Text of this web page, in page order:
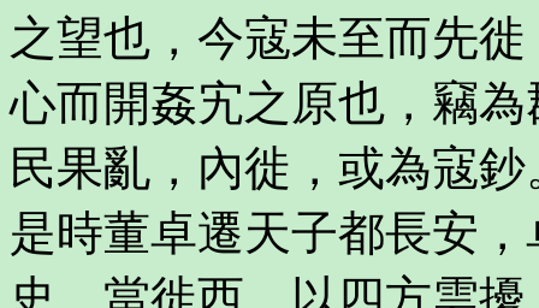
之望也，今寇未至而先
心而開姦宄之原也，竊
民果亂，內徙，或為寇鈔
是時董卓遷天子都長安
史，當徙西，以四方雲